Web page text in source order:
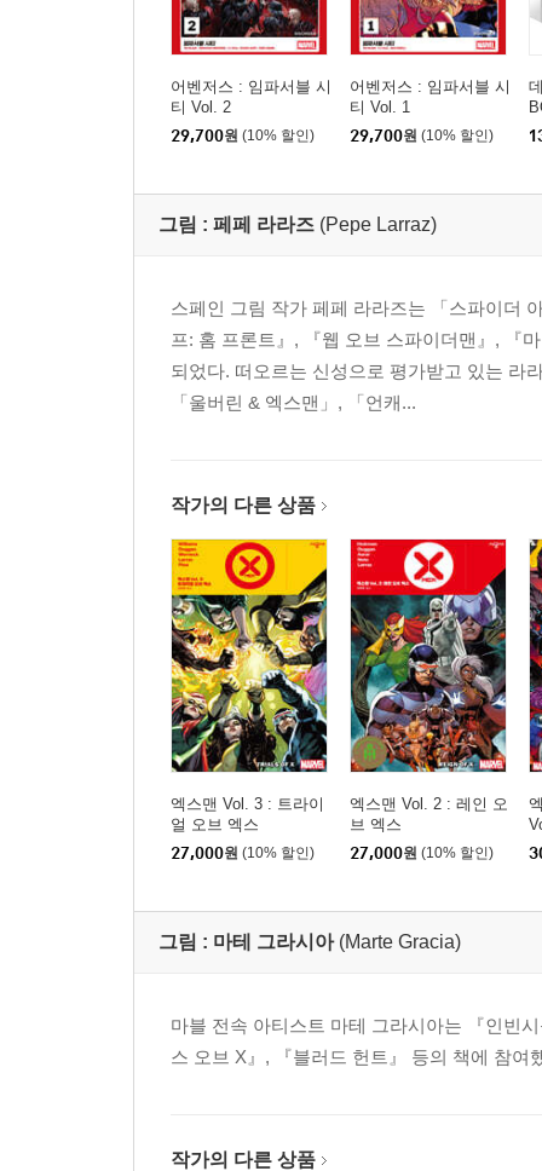
어벤저스 : 임파서블 시
티 Vol. 2
29,700원 (10% 할인)
어벤저스 : 임파서블 시
티 Vol. 1
29,700원 (10% 할인)
그림 : 페페 라라즈 (Pepe Larraz)
스페인 그림 작가 페페 라라즈는 「스파이더
프: 홈 프론트』, 『웹 오브 스파이더맨』, 『
되었다. 떠오르는 신성으로 평가받고 있는 라
「울버린 & 엑스맨」, 「언캐...
작가의 다른 상품
엑스맨 Vol. 3 : 트라이
얼 오브 엑스
27,000원 (10% 할인)
엑스맨 Vol. 2 : 레인 오
브 엑스
27,000원 (10% 할인)
그림 : 마테 그라시아 (Marte Gracia)
마블 전속 아티스트 마테 그라시아는 『인빈
스 오브 X』, 『블러드 헌트』 등의 책에 참
작가의 다른 상품